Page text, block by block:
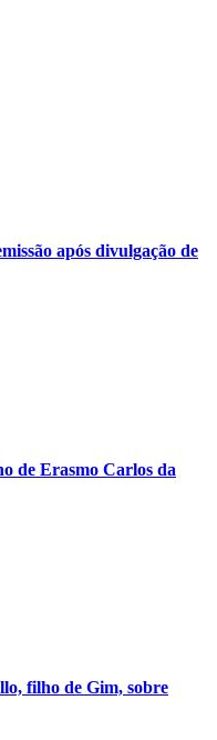
após divulgação de
de Erasmo Carlos da
filho de Gim, sobre